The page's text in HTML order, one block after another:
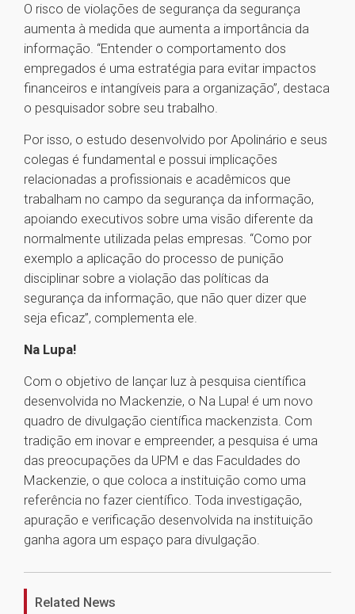
O risco de violações de segurança da segurança
aumenta à medida que aumenta a importância da
informação. “Entender o comportamento dos
empregados é uma estratégia para evitar impactos
financeiros e intangíveis para a organização”, destaca
o pesquisador sobre seu trabalho.
Por isso, o estudo desenvolvido por Apolinário e seus
colegas é fundamental e possui implicações
relacionadas a profissionais e acadêmicos que
trabalham no campo da segurança da informação,
apoiando executivos sobre uma visão diferente da
normalmente utilizada pelas empresas. “Como por
exemplo a aplicação do processo de punição
disciplinar sobre a violação das políticas da
segurança da informação, que não quer dizer que
seja eficaz”, complementa ele.
Na Lupa!
Com o objetivo de lançar luz à pesquisa científica
desenvolvida no Mackenzie, o Na Lupa! é um novo
quadro de divulgação científica mackenzista. Com
tradição em inovar e empreender, a pesquisa é uma
das preocupações da UPM e das Faculdades do
Mackenzie, o que coloca a instituição como uma
referência no fazer científico. Toda investigação,
apuração e verificação desenvolvida na instituição
ganha agora um espaço para divulgação.
1
Related News